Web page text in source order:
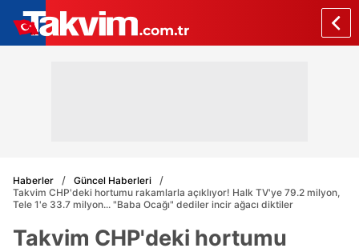
Haberler
Güncel Haberleri
Takvim CHP'deki hortumu rakamlarla açıklıyor! Halk TV'ye 79.2 milyon,
Tele 1'e 33.7 milyon... "Baba Ocağı" dediler incir ağacı diktiler
Takvim CHP'deki hortumu